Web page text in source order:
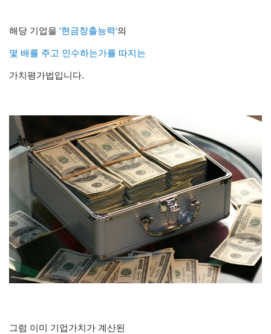
해당 기업을 '현금창출능력'의
몇 배를 주고 인수하는가를 따지는
가치평가법입니다.
그럼 이미 기업가치가 계산된